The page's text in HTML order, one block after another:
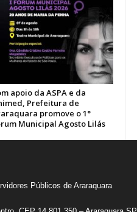
apoio da ASPA e da
Prefeitura de
promove o 1°
Municipal Agosto Lilás
Públicos de Araraquara